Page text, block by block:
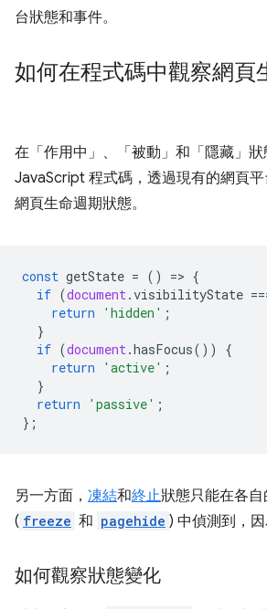
台狀態和事件。
如何在程式碼中觀察網頁
在「作用中」 、「被動」 和「隱藏」 狀
JavaScript 程式碼，透過現有的網頁
網頁生命週期狀態。
const getState = () => {
if (document .visibilityState
return
'hidden' ;
}
if (document .hasFocus())
{
return
'active' ;
}
return
'passive' ;
};
另一方面， 凍結和終止狀態只能在各
( freeze 和 pagehide ) 中偵測到，因
如何觀察狀態變化